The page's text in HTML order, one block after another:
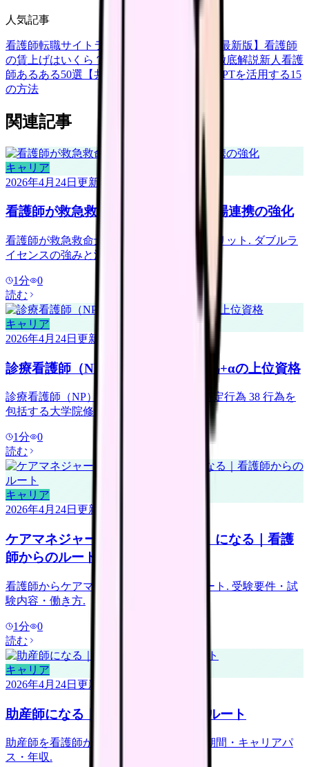
人気記事
看護師転職サイトランキングTOP5【2026年最新版】 看護師
の賃上げはいくら？2026年度の最新情報を徹底解説新人看護
師あるある50選【共感必至】
看護師がChatGPTを活用する15
の方法
関連記事
キャリア
2026年4月24日 更新
看護師が救急救命士資格を取る｜現場連携の強化
看護師が救急救命士資格を取るルートとメリット. ダブルラ
イセンスの強みと活用場面.
1分
0
読む
キャリア
2026年4月24日 更新
診療看護師（NP）になる｜特定行為+αの上位資格
診療看護師（NP）のなり方と活躍の場. 特定行為 38 行為を
包括する大学院修士資格.
1分
0
読む
キャリア
2026年4月24日 更新
ケアマネジャー（介護支援専門員）になる｜看護
師からのルート
看護師からケアマネジャー資格を取るルート. 受験要件・試
験内容・働き方.
1分
0
読む
キャリア
2026年4月24日 更新
助産師になる｜看護師から+1 年のルート
助産師を看護師から +1 年で取得. 学費・期間・キャリアパ
ス・年収.